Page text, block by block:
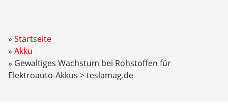
Startseite
Akku
Gewaltiges Wachstum bei Rohstoffen für
Elektroauto-Akkus > teslamag.de